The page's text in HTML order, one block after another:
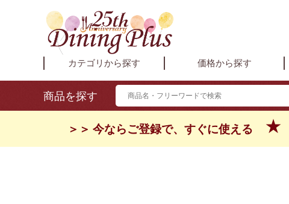
カテゴリから探す 価格から探す
商品を探す
＞＞ 今ならご登録で、すぐに使える ★